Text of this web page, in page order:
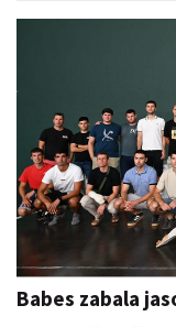
Babes zabala